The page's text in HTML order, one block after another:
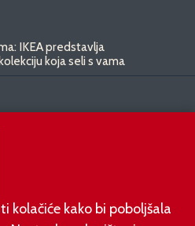
IKEA predstavlja
koja seli s vama
luksuznu limuzinu veću od
klase, obećava domet do 1.000
kolačiće kako bi poboljšala